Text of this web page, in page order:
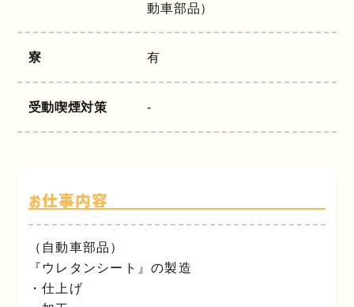
動車部品）
寮 有
受動喫煙対策 -
お仕事内容
（自動車部品）
『ウレタンシート』の製造
・仕上げ